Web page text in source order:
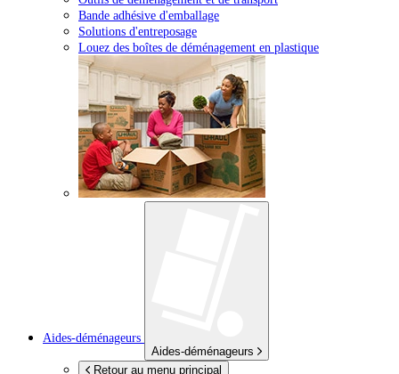
Bande adhésive d'emballage
Solutions d'entreposage
Louez des boîtes de déménagement en plastique
Aides-déménageurs
Aides-déménageurs
Retour au menu principal